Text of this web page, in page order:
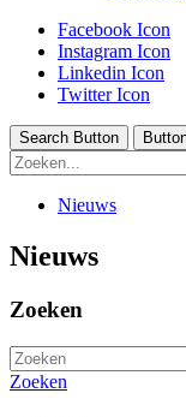
Facebook Icon
Instagram Icon
Linkedin Icon
Twitter Icon
Search Button
Nieuws
Nieuws
Zoeken
Zoeken